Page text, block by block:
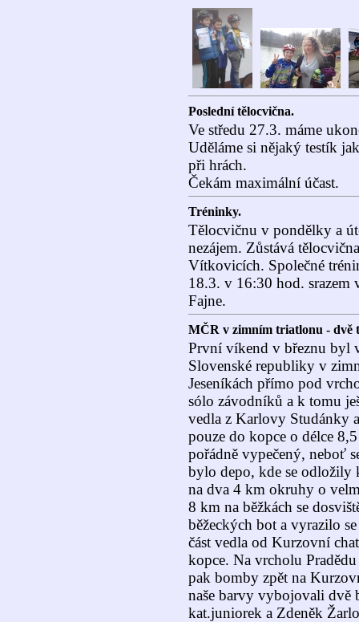
Poslední tělocvična.
Ve středu 27.3. máme
Uděláme si nějaký testík
při hrách.
Čekám maximální účast.
Tréninky.
Tělocvičnu v pondělky a
nezájem. Zůstává
Vítkovicích. Společné
18.3. v 16:30 hod. srazem
Fajne.
MČR v zimním triatlonu - dvě
První víkend v březnu byl
Slovenské republiky v
Jeseníkách přímo pod
sólo závodníků a k tomu
vedla z Karlovy Studánky
pouze do kopce o délce
pořádně vypečený, neboť
bylo depo, kde se odložily
na dva 4 km okruhy o
8 km na běžkách se
běžeckých bot a vyrazilo
část vedla od Kurzovní
kopce. Na vrcholu
pak bomby zpět na
naše barvy vybojovali dvě
kat.juniorek a Zdeněk